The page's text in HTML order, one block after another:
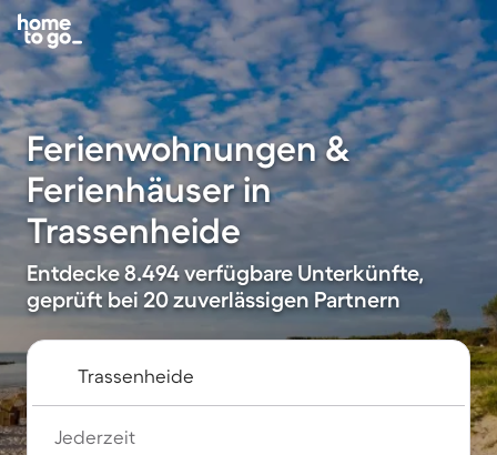
Ferienwohnungen &
Ferienhäuser in
Trassenheide
Entdecke 8.494 verfügbare Unterkünfte,
geprüft bei 20 zuverlässigen Partnern
Jederzeit